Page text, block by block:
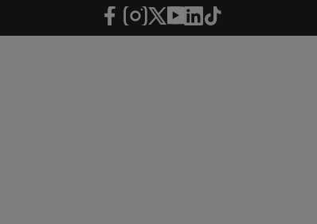
Saltar al contenido principal